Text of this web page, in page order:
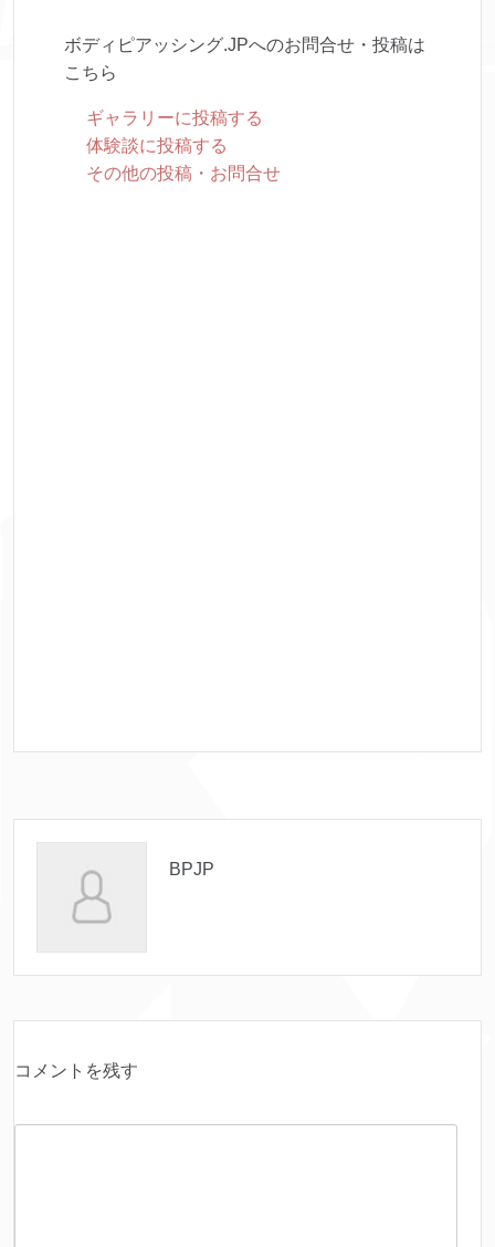
ボディピアッシング.JPへのお問合せ・投稿は
こちら
ギャラリーに投稿する
体験談に投稿する
その他の投稿・お問合せ
BPJP
コメントを残す